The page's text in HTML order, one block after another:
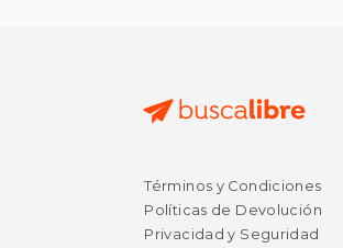
$ 40.97
$ 20.49
50%
dcto.
Términos y Condiciones
Políticas de Devolución
Privacidad y Seguridad